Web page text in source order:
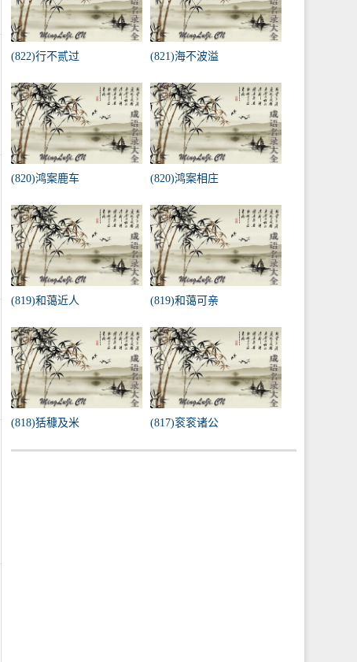
(822)行不贰过 (821)海不波溢
(820)鸿案鹿车 (820)鸿案相庄
(819)和蔼近人 (819)和蔼可亲
(818)狧穅及米 (817)衮衮诸公